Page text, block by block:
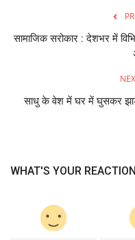
सामाजिक सरोकार : देशभर में
साधु के वेश में घर में घुसकर
WHAT'S YOUR